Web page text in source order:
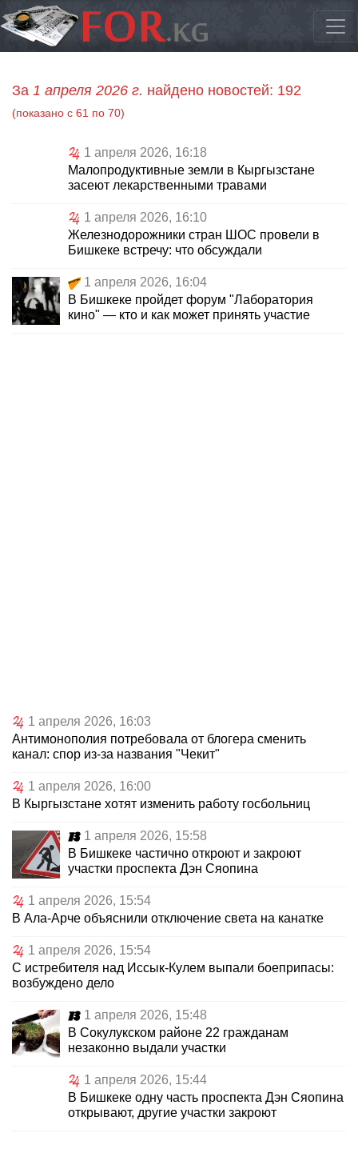
За 1 апреля 2026 г. найдено новостей: 192
(показано с 61 по 70)
1 апреля 2026, 16:18
Малопродуктивные земли в Кыргызстане
засеют лекарственными травами
1 апреля 2026, 16:10
Железнодорожники стран ШОС провели в
Бишкеке встречу: что обсуждали
1 апреля 2026, 16:04
В Бишкеке пройдет форум "Лаборатория
кино" — кто и как может принять участие
1 апреля 2026, 16:03
Антимонополия потребовала от блогера сменить
канал: спор из-за названия "Чекит"
1 апреля 2026, 16:00
В Кыргызстане хотят изменить работу госбольниц
1 апреля 2026, 15:58
В Бишкеке частично откроют и закроют
участки проспекта Дэн Сяопина
1 апреля 2026, 15:54
В Ала-Арче объяснили отключение света на канатке
1 апреля 2026, 15:54
С истребителя над Иссык-Кулем выпали боеприпасы:
возбуждено дело
1 апреля 2026, 15:48
В Сокулукском районе 22 гражданам
незаконно выдали участки
1 апреля 2026, 15:44
В Бишкеке одну часть проспекта Дэн Сяопина
открывают, другие участки закроют